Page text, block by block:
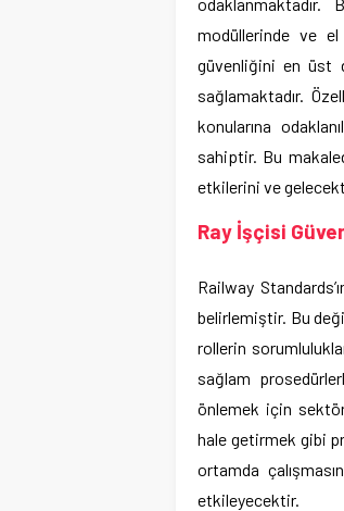
modüllerinde ve
güvenliğini en üst
sağlamaktadır.
konularına
sahiptir. Bu
etkilerini ve
Ray İşçisi
Railway
belirlemiştir. Bu
rollerin
sağlam
önlemek için
hale getirmek gibi
ortamda
etkileyecektir.